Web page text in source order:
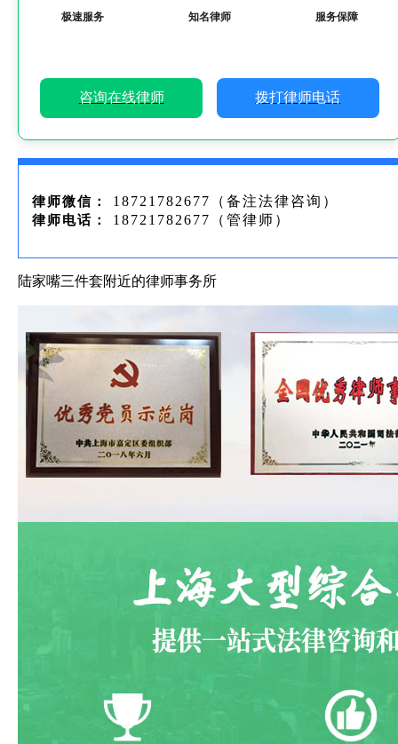
极速服务 知名律师 服务保障
咨询在线律师 拨打律师电话
律师微信： 18721782677（备注法律咨询）
律师电话： 18721782677（管律师）
陆家嘴三件套附近的律师事务所